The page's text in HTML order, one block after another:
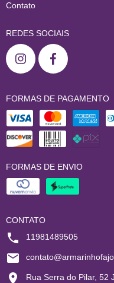
Contato
REDES SOCIAIS
FORMAS DE PAGAMENTO
FORMAS DE ENVIO
CONTATO
11981489505
Rua Serra do Pilar, 52